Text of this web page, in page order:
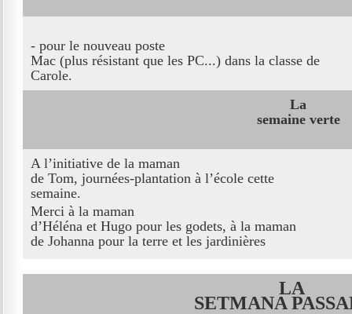
- pour le nouveau poste
Mac (plus résistant que les PC...) dans la classe de
Carole.
La
semaine verte
A l’initiative de la maman
de Tom, journées-plantation à l’école cette
semaine.
Merci à la maman
d’Héléna et Hugo pour les godets, à la maman
de Johanna pour la terre et les jardinières
LA
SETMANA